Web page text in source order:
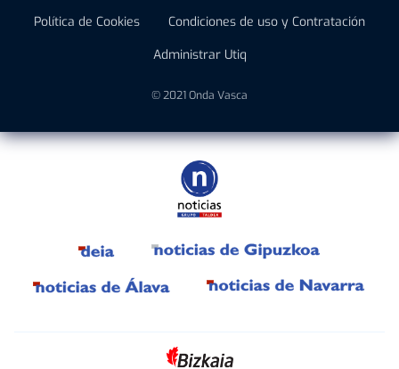
Política de Cookies
Condiciones de uso y Contratación
Administrar Utiq
© 2021 Onda Vasca